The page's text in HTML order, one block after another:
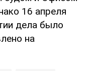
16 апреля
дела было
на